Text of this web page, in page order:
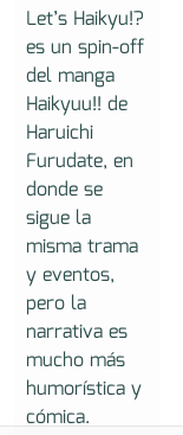
Let’s Haikyu!?
es un spin-off
del manga
Haikyuu!! de
Haruichi
Furudate, en
donde se
sigue la
misma trama
y eventos,
pero la
narrativa es
mucho más
humorística y
cómica.